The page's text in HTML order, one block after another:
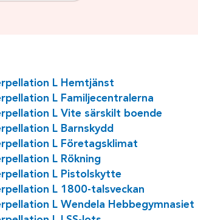
L Hemtjänst
L Familjecentralerna
L Vite särskilt boende
L Barnskydd
L Företagsklimat
L Rökning
L Pistolskytte
L 1800-talsveckan
L Wendela Hebbegymnasiet